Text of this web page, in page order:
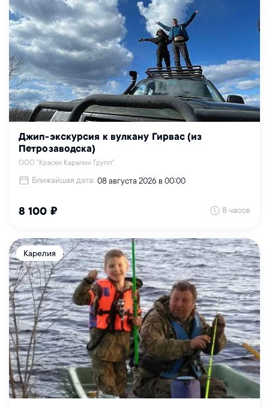
Джип-экскурсия к вулкану Гирвас (из
Петрозаводска)
ООО "Краски Карелии Групп"
Ближайшая дата: 08 августа 2026 в 00:00
8 100 ₽ 8 часов
Карелия